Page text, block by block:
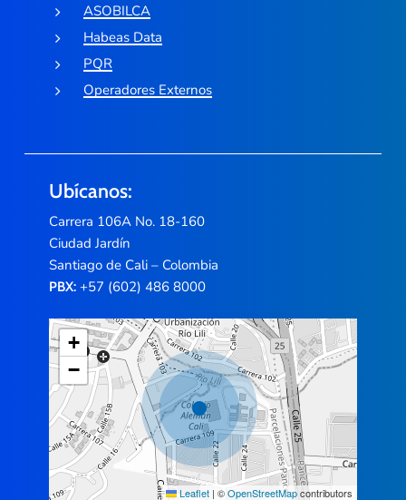
ASOBILCA
Habeas Data
PQR
Operadores Externos
Ubícanos:
Carrera 106A No. 18-160
Ciudad Jardín
Santiago de Cali – Colombia
PBX:+57 (602) 486 8000
+
−
Leaflet | ©OpenStreetMapcontributors